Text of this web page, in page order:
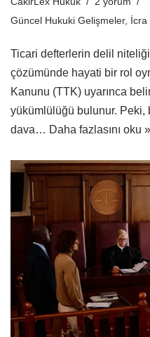
Güncel Hukuki Gelişmeler, İcra
Ticari defterlerin delil
çözümünde hayati bir rol
Kanunu (TTK) uyarınca
yükümlülüğü bulunur. Peki,
dava… Daha fazlasını oku »